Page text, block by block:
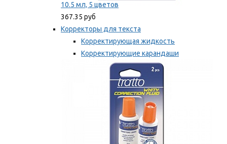
10.5 мл, 5 цветов
367.35 руб
Корректоры для текста
Корректирующая жидкость
Корректирующие карандаши
Корректирующие ленты
Мы рекомендуем